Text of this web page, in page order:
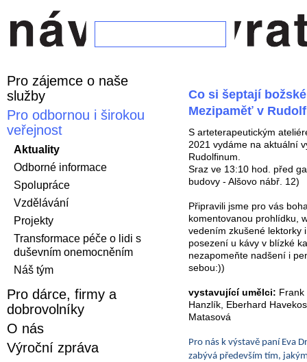
Pro zájemce o naše
služby
Pro odbornou i širokou
veřejnost
Aktuality
Odborné informace
Spolupráce
Vzdělávání
Projekty
Transformace péče o lidi s
duševním onemocněním
Náš tým
Pro dárce, firmy a
dobrovolníky
O nás
Výroční zpráva
Co si šeptají
Mezipaměť v
S arteterapeutickým
2021 vydáme na aktuální
Rudolfinum.
Sraz ve 13:10 hod. před
budovy - Alšovo nábř. 12)
Připravili jsme pro vás
komentovanou prohlídku,
vedením zkušené lektorky
posezení u kávy v blízké
nezapomeňte nadšení i
sebou:))
vystavující umělci: Frank
Hanzlík, Eberhard
Matasová
Pro nás k výstavě paní Eva
zabývá především tím,